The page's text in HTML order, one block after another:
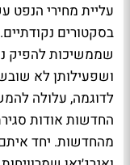
עליית מחירי הנפט
בסקטורים
שממשיכות להפיק
ושפעילותן לא
לדוגמה, עלולה
החדשות אודות
מהחדשות. יחד